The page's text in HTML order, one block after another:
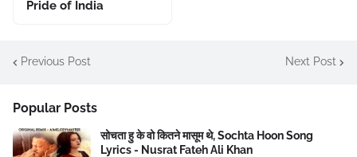
Pride of India
Previous Post Next Post
Popular Posts
सोचता हु के वो कितने मासूम थे, Sochta Hoon Song
Lyrics - Nusrat Fateh Ali Khan